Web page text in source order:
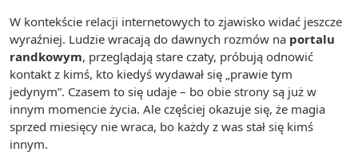
W kontekście relacji internetowych to zjawisko widać jeszcze
wyraźniej. Ludzie wracają do dawnych rozmów na portalu
randkowym, przeglądają stare czaty, próbują odnowić
kontakt z kimś, kto kiedyś wydawał się „prawie tym
jedynym”. Czasem to się udaje – bo obie strony są już w
innym momencie życia. Ale częściej okazuje się, że magia
sprzed miesięcy nie wraca, bo każdy z was stał się kimś
innym.